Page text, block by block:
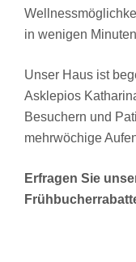
in wenigen
Unser Haus ist
Asklepios
Besuchern und
mehrwöchige
Erfragen Sie